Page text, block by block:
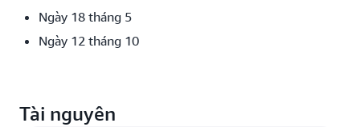
Ngày 18 tháng 5
Ngày 12 tháng 10
Tài nguyên